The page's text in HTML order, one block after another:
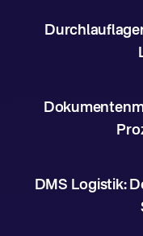
DMS Logistik: